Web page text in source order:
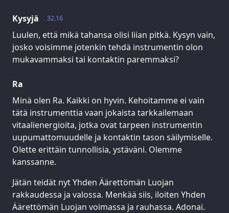
32.16
Kysyjä
Luulen, että mikä tahansa olisi liian pitkä. Kysyn vain,
josko voisimme jotenkin tehdä instrumentin olon
mukavammaksi tai kontaktin paremmaksi?
Ra
Minä olen Ra. Kaikki on hyvin. Kehoitamme ei vain
tätä instrumenttia vaan jokaista tarkkailemaan
vitaalienergioita, jotka ovat tarpeen instrumentin
uupumattomuudelle ja kontaktin tason säilymiselle.
Olette erittäin tunnollisia, ystäväni. Olemme
kanssanne.
Jätän teidät nyt Yhden Äärettömän Luojan
rakkaudessa ja valossa. Menkää siis, iloiten Yhden
Äärettömän Luojan voimassa ja rauhassa. Adonai.